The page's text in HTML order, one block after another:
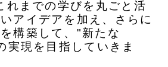
れまでの学びを丸ごと活
アイデアを加え、さらに
構築して、"新たな
実現を目指していきま